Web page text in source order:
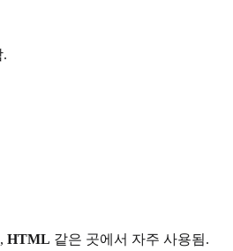
.
, HTML 같은 곳에서 자주 사용됨.